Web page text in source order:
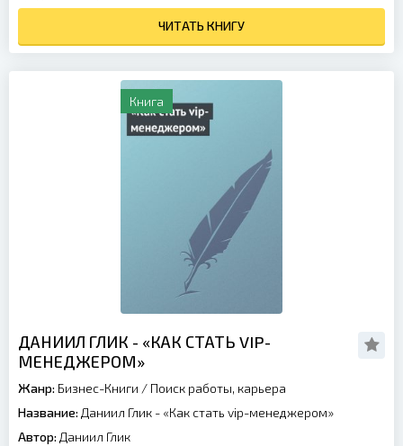
ЧИТАТЬ КНИГУ
Книга
ДАНИИЛ ГЛИК - «КАК СТАТЬ VIP-
МЕНЕДЖЕРОМ»
Жанр: Бизнес-Книги / Поиск работы, карьера
Название: Даниил Глик - «Как стать vip-менеджером»
Автор: Даниил Глик